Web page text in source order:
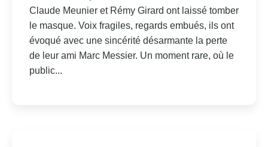
Claude Meunier et Rémy Girard ont laissé tomber
le masque. Voix fragiles, regards embués, ils ont
évoqué avec une sincérité désarmante la perte
de leur ami Marc Messier. Un moment rare, où le
public...